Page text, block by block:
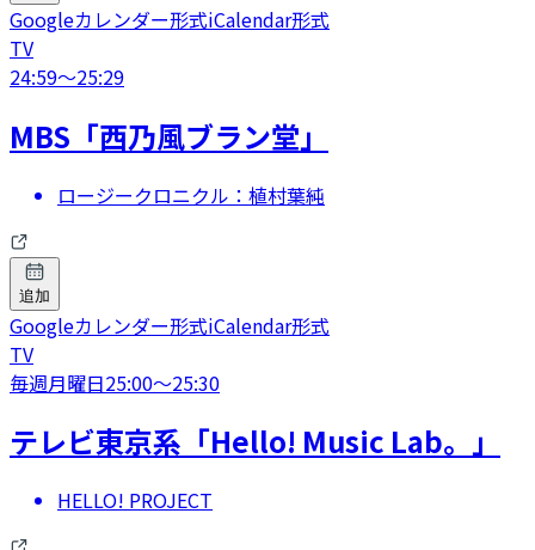
Googleカレンダー形式iCalendar形式
TV
24:59〜25:29
MBS「西乃風ブラン堂」
ロージークロニクル：植村葉純
追加
Googleカレンダー形式iCalendar形式
TV
毎週月曜日25:00〜25:30
テレビ東京系「Hello! Music Lab。」
HELLO! PROJECT